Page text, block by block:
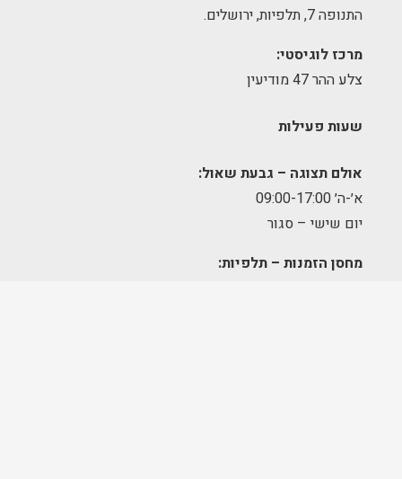
התנופה 7, תלפיות, ירושלים.
מרכז לוגיסטי:
צלע ההר 47 מודיעין
שעות פעילות
אולם תצוגה – גבעת שאול:
א׳-ה׳ 09:00-17:00
יום שישי – סגור
מחסן הזמנות – תלפיות: